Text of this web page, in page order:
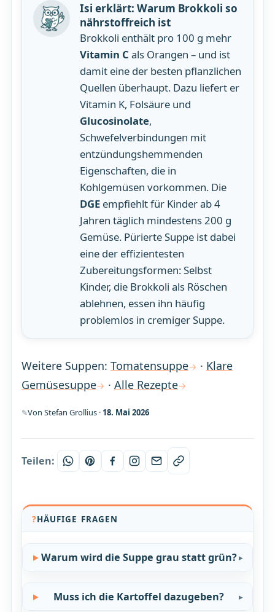
Isi erklärt: Warum Brokkoli so
nährstoffreich ist
Brokkoli enthält pro 100 g mehr
Vitamin C als Orangen – und ist
damit eine der besten pflanzlichen
Quellen überhaupt. Dazu liefert er
Vitamin K, Folsäure und
Glucosinolate,
Schwefelverbindungen mit
entzündungshemmenden
Eigenschaften, die in
Kohlgemüsen vorkommen. Die
DGEempfiehlt für Kinder ab 4
Jahren täglich mindestens 200 g
Gemüse. Pürierte Suppe ist dabei
eine der effizientesten
Zubereitungsformen: Selbst
Kinder, die Brokkoli als Röschen
ablehnen, essen ihn häufig
problemlos in cremiger Suppe.
Weitere Suppen: Tomatensuppe · Klare
Gemüsesuppe
· Alle Rezepte
Von Stefan Grollius · 18. Mai 2026
Teilen:
HÄUFIGE FRAGEN
Warum wird die Suppe grau statt grün?
Muss ich die Kartoffel dazugeben?